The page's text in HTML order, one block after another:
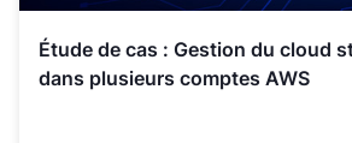
Étude de cas : Gestion du cloud
dans plusieurs comptes AWS